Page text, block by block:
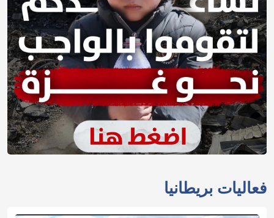
فعاليات بريطانيا